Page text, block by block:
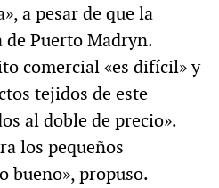
a pesar de que la
de Puerto Madryn.
comercial «es difícil» y
tejidos de este
al doble de precio».
los pequeños
bueno», propuso.